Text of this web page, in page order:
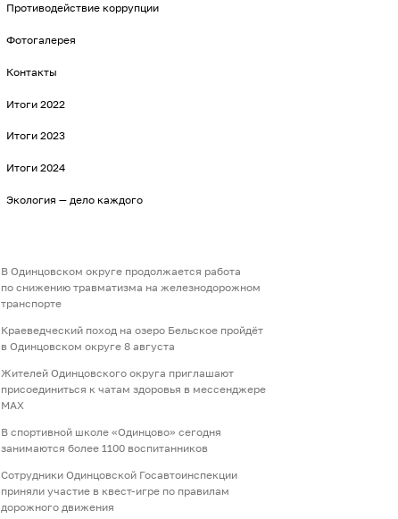
Противодействие коррупции
Фотогалерея
Контакты
Итоги 2022
Итоги 2023
Итоги 2024
Экология — дело каждого
В Одинцовском округе продолжается работа
по снижению травматизма на железнодорожном
транспорте
Краеведческий поход на озеро Бельское пройдёт
в Одинцовском округе 8 августа
Жителей Одинцовского округа приглашают
присоединиться к чатам здоровья в мессенджере
МАХ
В спортивной школе «Одинцово» сегодня
занимаются более 1100 воспитанников
Сотрудники Одинцовской Госавтоинспекции
приняли участие в квест-игре по правилам
дорожного движения